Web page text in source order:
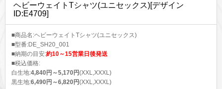
ヘビーウェイトTシャツ(ユニセックス)[デザイン
ID:E4709]
■商品名:ヘビーウェイトTシャツ(ユニセックス)
■型番:DE_SH20_001
■納期の目安:約10～15営業日後発送
■税込価格:
白生地:4,840円～5,170円(XXL,XXXL)
黒生地:6,490円～6,820円(XXL,XXXL)